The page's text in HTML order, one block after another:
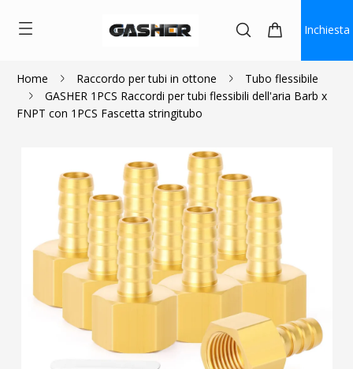
Inchiesta
Home Raccordo per tubi in ottone
Tubo flessibile
GASHER 1PCS Raccordi per tubi flessibili dell'aria Barb x
FNPT con 1PCS Fascetta stringitubo
$1.30